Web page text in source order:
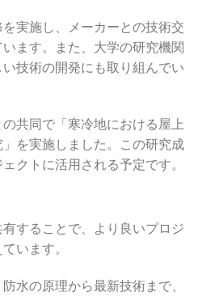
実施し、メーカーとの技術交
ます。また、大学の研究機関
技術の開発にも取り組んでい
共同で「寒冷地における屋上
を実施しました。この研究成
クトに活用される予定です。
することで、より良いプロジ
います。
水の原理から最新技術まで、